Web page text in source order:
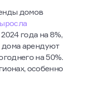
домов
года на 8%,
дома арендуют
на 50%.
особенно